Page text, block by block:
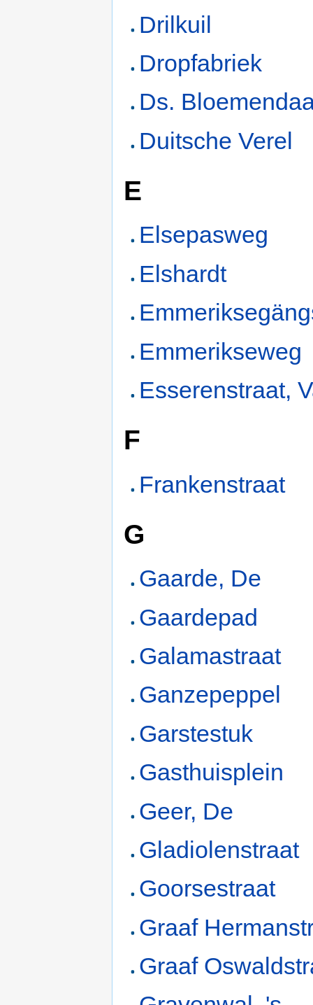
Drilkuil
Dropfabriek
Ds.
Duitsche Verel
E
Elsepasweg
Elshardt
Emmerikseweg
Esserenstraat,
F
Frankenstraat
G
Gaarde, De
Gaardepad
Galamastraat
Ganzepeppel
Garstestuk
Gasthuisplein
Geer, De
Gladiolenstraat
Goorsestraat
Graaf
Graaf